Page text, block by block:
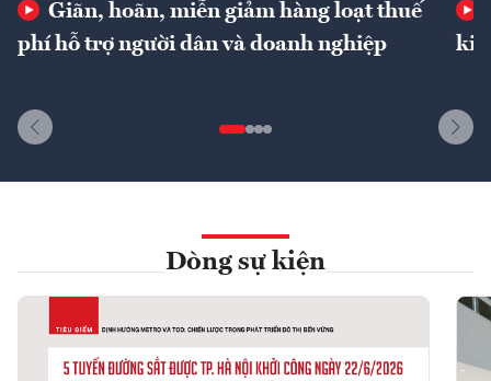
Giãn, hoãn, miễn giảm hàng loạt thuế
phí hỗ trợ người dân và doanh nghiệp
Dòng sự kiện